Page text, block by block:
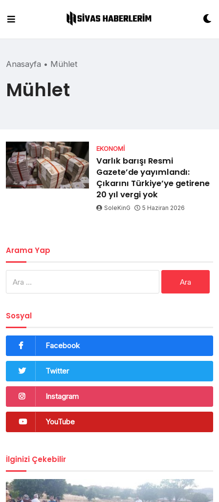
content
Anasayfa • Mühlet
Mühlet
EKONOMI
Varlık barışı Resmi
Gazete’de yayımlandı:
Çıkarını Türkiye’ye getirene
20 yıl vergi yok
SoleKinG 5 Haziran 2026
Arama Yap
Sosyal
Facebook
Twitter
Instagram
YouTube
İlginizi Çekebilir